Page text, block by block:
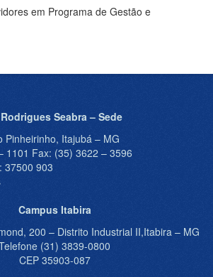
em Programa de Gestão e
Seabra – Sede
Pinheirinho, Itajubá – MG
1101 Fax: (35) 3622 – 3596
37500 903
Campus Itabira
200 – Distrito Industrial II,Itabira – MG
(31) 3839-0800
CEP 35903-087